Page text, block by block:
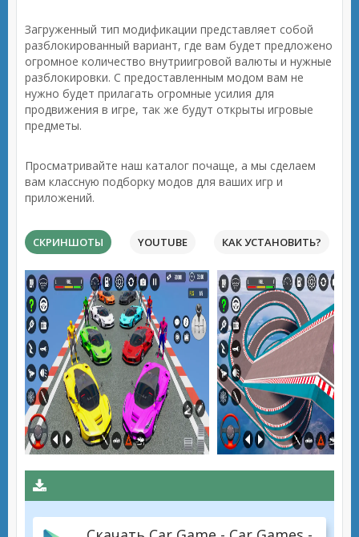
Загруженный тип модификации представляет собой
разблокированный вариант, где вам будет предложено
огромное количество внутриигровой валюты и нужные
разблокировки. С предоставленным модом вам не
нужно будет прилагать огромные усилия для
продвижения в игре, так же будут открыты игровые
предметы.
Просматривайте наш каталог почаще, а мы сделаем
вам классную подборку модов для ваших игр и
приложений.
СКРИНШОТЫ YOUTUBE КАК УСТАНОВИТЬ?